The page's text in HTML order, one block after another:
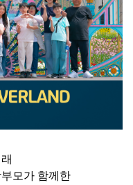
모가 함께한